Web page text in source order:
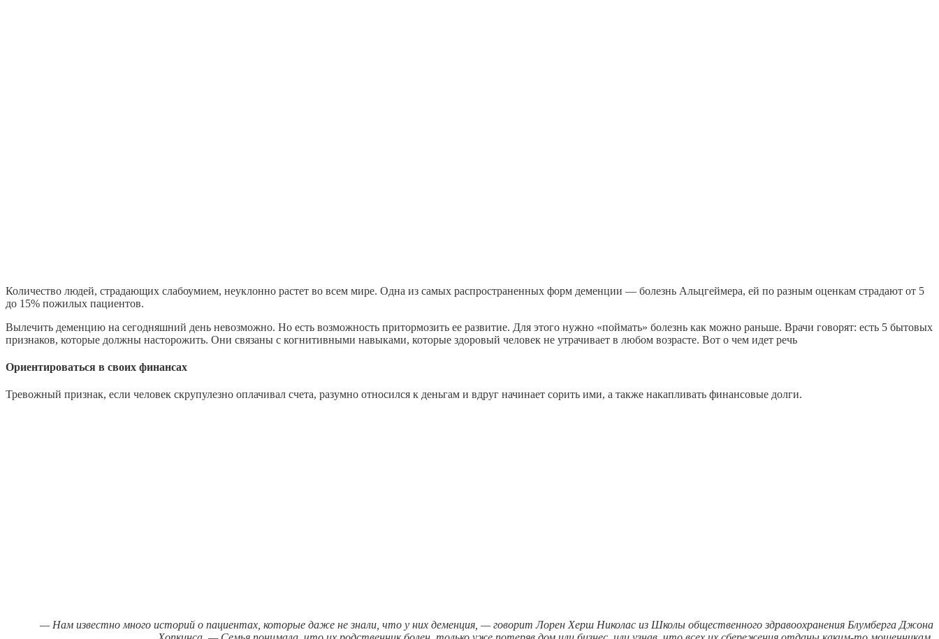
Количество людей, страдающих слабоумием, неуклонно растет во всем мире. Одна из самых распространенных форм деменции — болезнь Альцгеймера, ей по разным оценкам страдают от 5
до 15% пожилых пациентов.
Вылечить деменцию на сегодняшний день невозможно. Но есть возможность притормозить ее развитие. Для этого нужно «поймать» болезнь как можно раньше. Врачи говорят: есть 5 бытовых
признаков, которые должны насторожить. Они связаны с когнитивными навыками, которые здоровый человек не утрачивает в любом возрасте. Вот о чем идет речь
Ориентироваться в своих финансах
Тревожный признак, если человек скрупулезно оплачивал счета, разумно относился к деньгам и вдруг начинает сорить ими, а также накапливать финансовые долги.
— Нам известно много историй о пациентах, которые даже не знали, что у них деменция, — говорит Лорен Херш Николас из Школы общественного здравоохранения Блумберга Джона